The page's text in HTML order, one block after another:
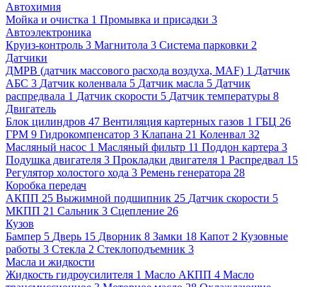
Автохимия
Мойка и очистка 1 Промывка и присадки 3
Автоэлектроника
Круиз-контроль 3 Магнитола 3 Система парковки 2
Датчики
ДМРВ (датчик массового расхода воздуха, MAF) 1 Датчик
АБС 3 Датчик коленвала 5 Датчик масла 5 Датчик
распредвала 1 Датчик скорости 5 Датчик температуры 8
Двигатель
Блок цилиндров 47 Вентиляция картерных газов 1 ГБЦ 26
ГРМ 9 Гидрокомпенсатор 3 Клапана 21 Коленвал 32
Масляный насос 1 Масляный фильтр 11 Поддон картера 3
Подушка двигателя 3 Прокладки двигателя 1 Распредвал 15
Регулятор холостого хода 3 Ремень генератора 28
Коробка передач
АКПП 25 Выжимной подшипник 25 Датчик скорости 5
МКПП 21 Сальник 3 Сцепление 26
Кузов
Бампер 5 Дверь 15 Дворник 8 Замки 18 Капот 2 Кузовные
работы 3 Стекла 2 Стеклоподъемник 3
Масла и жидкости
Жидкость гидроусилителя 1 Масло АКПП 4 Масло